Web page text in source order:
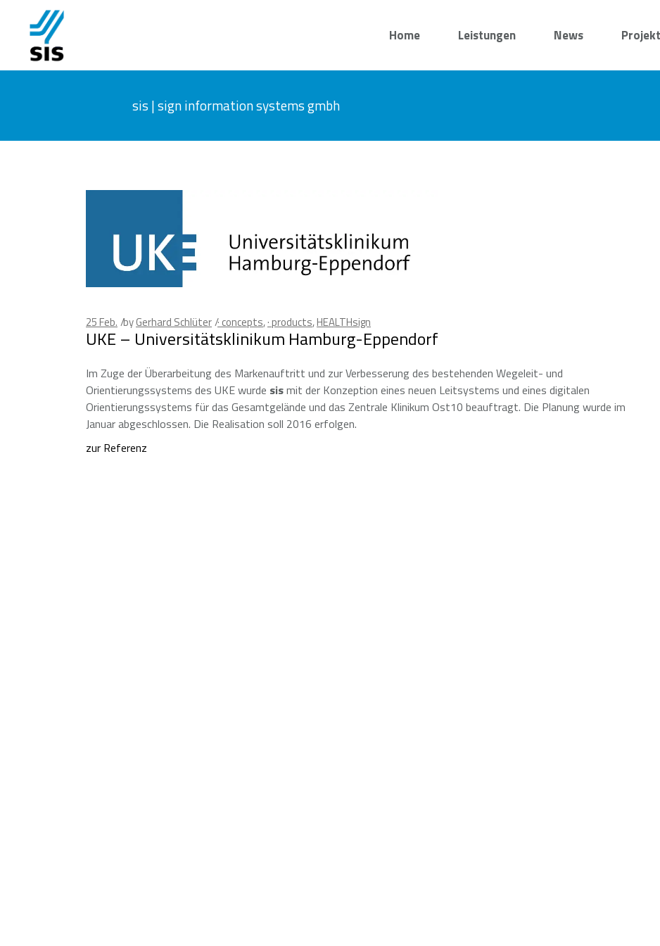
Home Leistungen News
sis | sign information systems gmbh
25Feb. byGerhard Schlüter · concepts,· products,HEALTHsign
UKE – Universitätsklinikum Hamburg-Eppendorf
Im Zuge der Überarbeitung des Markenauftritt und zur Verbesserung des bestehenden Wegeleit- und
Orientierungssystems des UKE wurde sismit der Konzeption eines neuen Leitsystems und eines digitalen
Orientierungssystems für das Gesamtgelände und das Zentrale Klinikum Ost10 beauftragt. Die Planung wurde im
Januar abgeschlossen. Die Realisation soll 2016 erfolgen.
zur Referenz